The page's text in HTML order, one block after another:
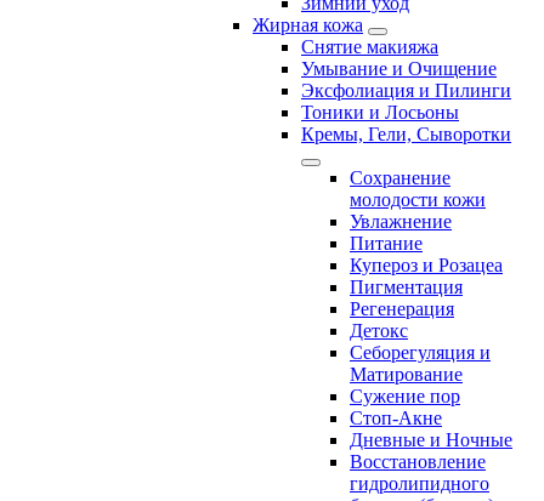
Жирная кожа
Снятие макияжа
Умывание и Очищение
Эксфолиация и Пилинги
Тоники и Лосьоны
Кремы, Гели, Сыворотки
Сохранение
молодости кожи
Увлажнение
Питание
Купероз и Розацеа
Пигментация
Регенерация
Детокс
Себорегуляция и
Матирование
Сужение пор
Стоп-Акне
Дневные и Ночные
Восстановление
гидролипидного